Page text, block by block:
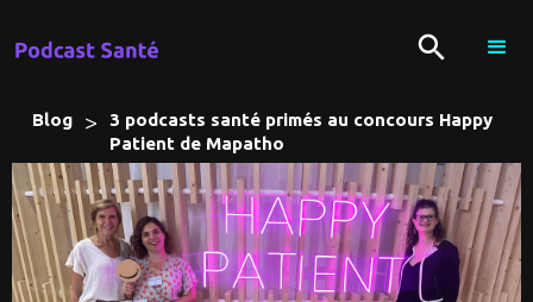
Blog >
3 podcasts santé primés au concours Happy
Patient de Mapatho